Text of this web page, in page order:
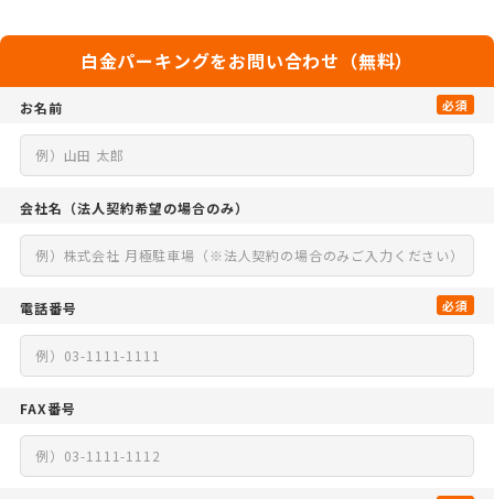
白金パーキングをお問い合わせ（無料）
お名前 必須
会社名 （法人契約希望の場合のみ）
電話番号 必須
FAX番号